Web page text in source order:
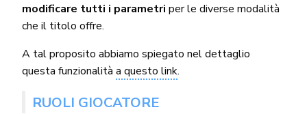
modificare tutti i parametri per le diverse modalità
che il titolo offre.
A tal proposito abbiamo spiegato nel dettaglio
questa funzionalità a questo link.
RUOLI GIOCATORE